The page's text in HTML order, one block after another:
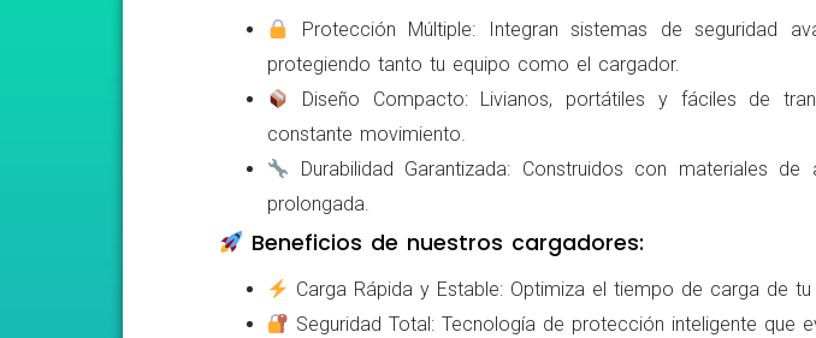
Protección Múltiple: Integran sistemas de seguridad
protegiendo tanto tu equipo como el cargador.
Diseño Compacto: Livianos, portátiles y fáciles de
constante movimiento.
Durabilidad Garantizada: Construidos con materiales
prolongada.
Beneficios de nuestros cargadores:
Carga Rápida y Estable: Optimiza el tiempo de carga de
Seguridad Total: Tecnología de protección inteligente que